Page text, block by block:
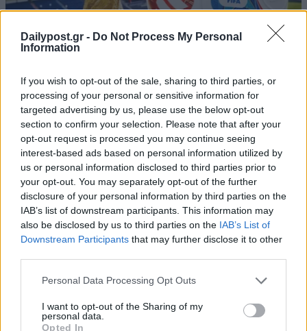
Dailypost.gr - Do Not Process My Personal
Information
If you wish to opt-out of the sale, sharing to third parties, or
processing of your personal or sensitive information for
targeted advertising by us, please use the below opt-out
section to confirm your selection. Please note that after your
opt-out request is processed you may continue seeing
interest-based ads based on personal information utilized by
us or personal information disclosed to third parties prior to
your opt-out. You may separately opt-out of the further
disclosure of your personal information by third parties on the
IAB’s list of downstream participants. This information may
also be disclosed by us to third parties on the IAB’s List of
Downstream Participants that may further disclose it to other
Personal Data Processing Opt Outs
I want to opt-out of the Sharing of my
personal data.
Opted In